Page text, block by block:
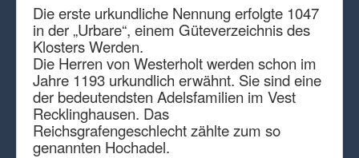
Die erste urkundliche Nennung erfolgte 1047
in der „Urbare“, einem Güteverzeichnis des
Klosters Werden.
Die Herren von Westerholt werden schon im
Jahre 1193 urkundlich erwähnt. Sie sind eine
der bedeutendsten Adelsfamilien im Vest
Recklinghausen. Das
Reichsgrafengeschlecht zählte zum so
genannten Hochadel.